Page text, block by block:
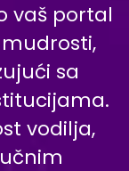
vaš portal
sa
vodilja,